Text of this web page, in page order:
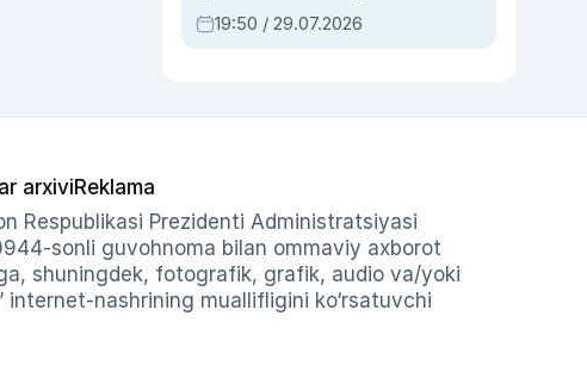
qahramon — Ukraina
armiyasi bosh
19:50 / 29.07.2026
arxiviReklama
Respublikasi Prezidenti Administratsiyasi
sonli guvohnoma bilan ommaviy axborot
shuningdek, fotografik, grafik, audio va/yoki
internet-nashrining muallifligini ko‘rsatuvchi